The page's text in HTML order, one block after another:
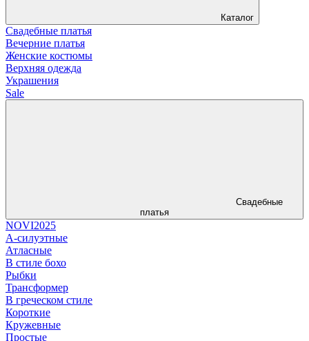
Каталог
Свадебные платья
Вечерние платья
Женские костюмы
Верхняя одежда
Украшения
Sale
Свадебные
платья
NOVI2025
А-силуэтные
Атласные
В стиле бохо
Рыбки
Трансформер
В греческом стиле
Короткие
Кружевные
Простые